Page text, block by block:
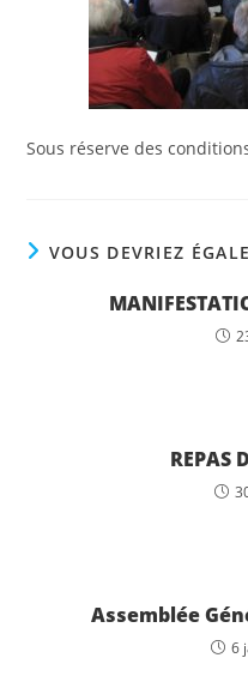
Sous réserve des
VOUS DEVRIEZ
REPAS
Assemblée
6